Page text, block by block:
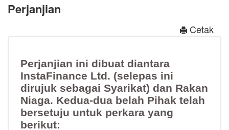
Perjanjian
Cetak